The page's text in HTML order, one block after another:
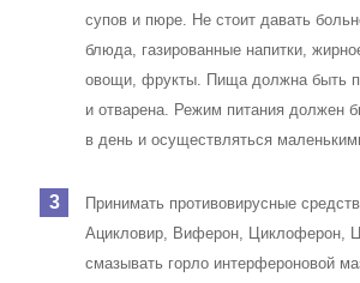
супов и пюре. Не стоит давать
блюда, газированные напитки,
овощи, фрукты. Пища должна быть
и отварена. Режим питания должен
в день и осуществляться
Принимать противовирусные
Ацикловир, Виферон, Циклоферон,
смазывать горло интерфероновой